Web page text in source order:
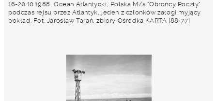
16-20.10.1988, Ocean Atlantycki, Polska M/s "Obrońcy Poczty"
podczas rejsu przez Atlantyk, jeden z członków załogi myjący
pokład. Fot. Jarosław Tarań, zbiory Ośrodka KARTA [88-77]